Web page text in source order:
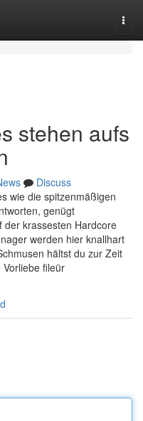
stehen aufs
Discuss
wie die spitzenmäßigen
genügt
der krassesten Hardcore
werden hier knallhart
hältst du zur Zeit
fileür